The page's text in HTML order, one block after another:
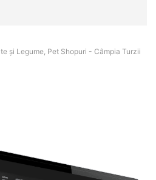
și Legume, Pet Shopuri - Câmpia Turzii